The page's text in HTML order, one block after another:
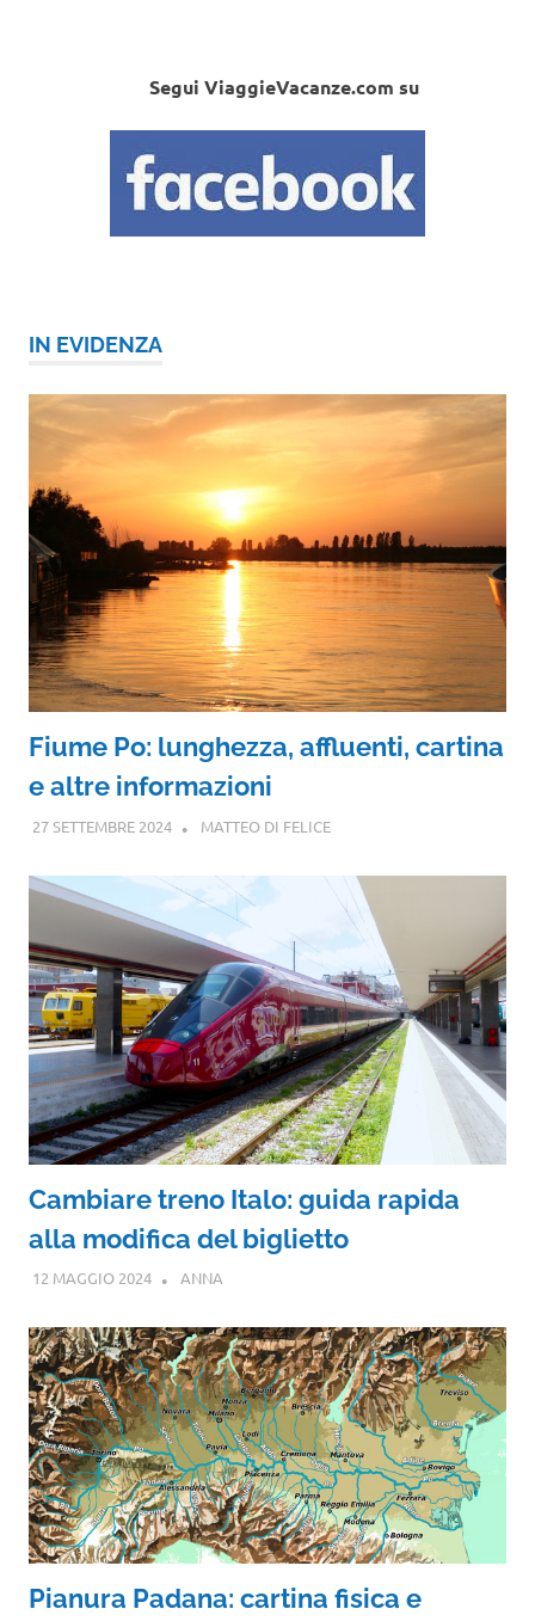
Segui ViaggieVacanze.com su
IN EVIDENZA
Fiume Po: lunghezza, affluenti, cartina
e altre informazioni
27 SETTEMBRE 2024 MATTEO DI FELICE
Cambiare treno Italo: guida rapida
alla modifica del biglietto
12 MAGGIO 2024 ANNA
Pianura Padana: cartina fisica e